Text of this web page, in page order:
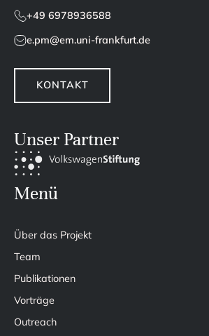
+49 6978936588
e.pm@em.uni-frankfurt.de
KONTAKT
Unser Partner
Menü
Über das Projekt
Team
Publikationen
Vorträge
Outreach